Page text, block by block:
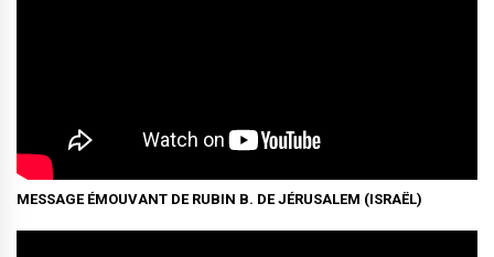
MESSAGE ÉMOUVANT DE RUBIN B. DE JÉRUSALEM (ISRAËL)